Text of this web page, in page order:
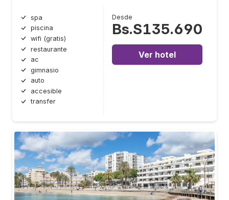
spa
piscina
wifi (gratis)
restaurante
ac
gimnasio
auto
accesible
transfer
Desde
Bs.S135.690
Ver hotel